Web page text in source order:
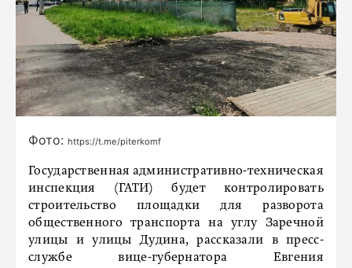
Фото: https://t.me/piterkomf
Государственная административно-техническая
инспекция (ГАТИ) будет контролировать
строительство площадки для разворота
общественного транспорта на углу Заречной
улицы и улицы Дудина, рассказали в пресс-
службе вице-губернатора Евгения